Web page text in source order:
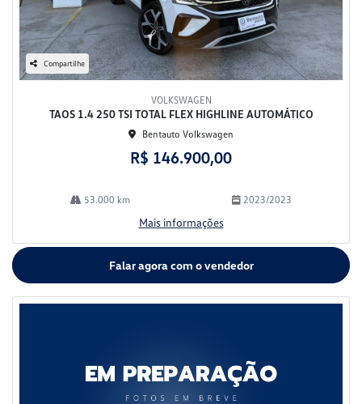
Compartilhe
VOLKSWAGEN
TAOS 1.4 250 TSI TOTAL FLEX HIGHLINE AUTOMÁTICO
Bentauto Volkswagen
R$ 146.900,00
53.000 km 2023/2023
Mais informações
Falar agora com o vendedor